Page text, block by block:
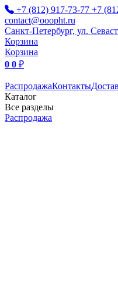
+7 (812) 917-73-77 +7
contact@ooopht.ru
Санкт-Петербург, ул.
Корзина
Корзина
0 0 ₽
РаспродажаКонтакты
Каталог
Все разделы
Распродажа